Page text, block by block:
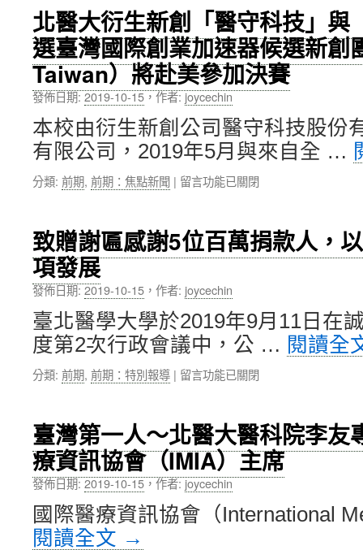
部
2019
年
臺
灣
高
等
教
育
創
新
考
察
暨
外
攬
才
團〉
中
大、
教
育
部、
科
技
部
聯
合
舉
辦
「第
細
胞
療
與
再
生
醫
學
國
討
會」，
各
國
學
者
發
北醫大衍生新創「醫守科技」與
選臺灣國際創業加速器候選新創
Taiwan）將赴美參加決賽
發佈日期:2019-10-15，作者: joycechin
本校由衍生新創公司醫守科技股份
有限公司，2019年5月與來自全 …
分類: 前期, 前期：焦點新聞 | 在
大
衍
生
創
「醫
守
科
技」
與
科
技」，
獲
選
臺
灣
國
留言功能已關閉
致贈謝匾感謝5位百萬捐款人，
項發展
發佈日期:2019-10-15 ， 作者: joycechin
臺北醫學大學於2019年9月11日在
度第2次行政會議中，公 … 閱讀全
分類: 前期, 前期：特別報導 | 在
謝
匾
感
謝
5
位
百
留言功能已關閉
臺灣第一人～北醫大醫科院李友
療資訊協會（IMIA）主席
發佈日期: 2019-10-15，作者: joycechin
國際醫療資訊協會（International
閱讀全文 →